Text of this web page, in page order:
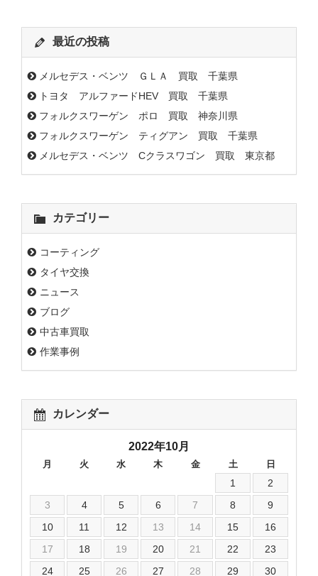
最近の投稿
メルセデス・ベンツ ＧＬＡ 買取 千葉県
トヨタ アルファードHEV 買取 千葉県
フォルクスワーゲン ポロ 買取 神奈川県
フォルクスワーゲン ティグアン 買取 千葉県
メルセデス・ベンツ Cクラスワゴン 買取 東京都
カテゴリー
コーティング
タイヤ交換
ニュース
ブログ
中古車買取
作業事例
カレンダー
2022年10月
月 火 水 木 金 土 日
1
2
3
4 5 6 7 8
9
10
11 12 13 14 15
16
17
18 19 20 21 22
23
24
25 26 27 28 29
30